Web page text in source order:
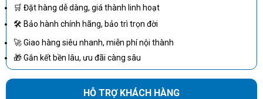
Làm việc với project lập trình lớn.
Xử lý file dữ liệu hoặc project có yêu cầu CPU cao.
Giá trị của Core i9-14900HX trên Omen 16 nằm ở dư địa hiệu
năng tương đối lớn cho các workload kéo dài, đặc biệt khi kết
🛒 Đặt hàng dễ dàng, giá thành linh hoạt
🛠 Bảo hành chính hãng, bảo trì trọn đời
🚀 Giao hàng siêu nhanh, miễn phí nội thành
🎁 Gắn kết bền lâu, ưu đãi càng sâu
HỖ TRỢ KHÁCH HÀNG